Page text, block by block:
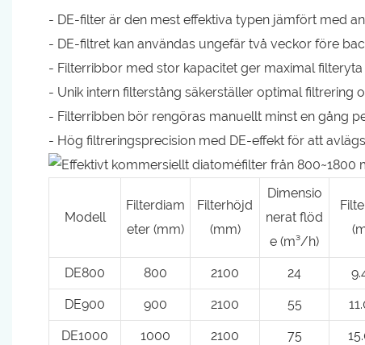
- DE-filter är den mest effektiva typen jämfört med
- DE-filtret kan användas ungefär två veckor före
- Filterribbor med stor kapacitet ger maximal
- Unik intern filterstång säkerställer optimal filtrering
- Filterribben bör rengöras manuellt minst en gång
- Hög filtreringsprecision med DE-effekt för att
Modell
Filterdiam
eter (mm)
Filterhöjd
(mm)
Dimensio
nerat flöd
e (m³/h)
DE800 800 2100 24
DE900 900 2100 55
DE1000 1000 2100 75